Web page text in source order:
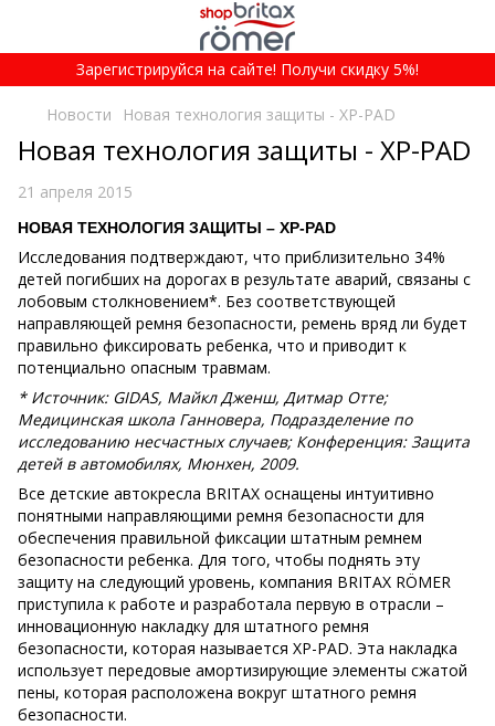
Зарегистрируйся на сайте! Получи скидку 5%!
Новости Новая технология защиты - XP-PAD
Новая технология защиты - XP-PAD
21 апреля 2015
НОВАЯ ТЕХНОЛОГИЯ ЗАЩИТЫ – XP-PAD
Исследования подтверждают, что приблизительно 34%
детей погибших на дорогах в результате аварий, связаны с
лобовым столкновением*. Без соответствующей
направляющей ремня безопасности, ремень вряд ли будет
правильно фиксировать ребенка, что и приводит к
потенциально опасным травмам.
* Источник: GIDAS, Майкл Дженш, Дитмар Отте;
Медицинская школа Ганновера, Подразделение по
исследованию несчастных случаев; Конференция: Защита
детей в автомобилях, Мюнхен, 2009.
Все детские автокресла BRITAX оснащены интуитивно
понятными направляющими ремня безопасности для
обеспечения правильной фиксации штатным ремнем
безопасности ребенка. Для того, чтобы поднять эту
защиту на следующий уровень, компания BRITAX RÖMER
приступила к работе и разработала первую в отрасли –
инновационную накладку для штатного ремня
безопасности, которая называется XP-PAD. Эта накладка
использует передовые амортизирующие элементы сжатой
пены, которая расположена вокруг штатного ремня
безопасности.